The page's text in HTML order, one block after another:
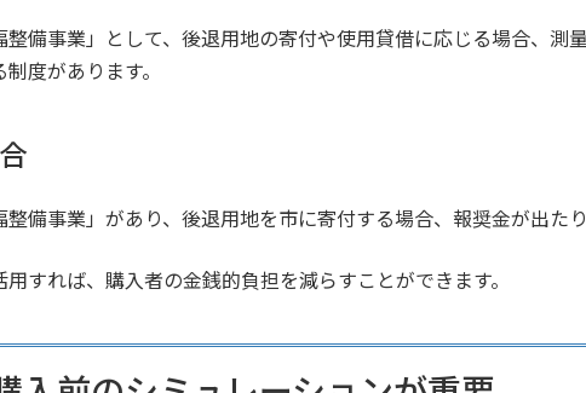
整備事業」として、後退用地の寄付や使用貸借に応じる場合、
度があります。
整備事業」があり、後退用地を市に寄付する場合、報奨金が出
すれば、購入者の金銭的負担を減らすことができます。